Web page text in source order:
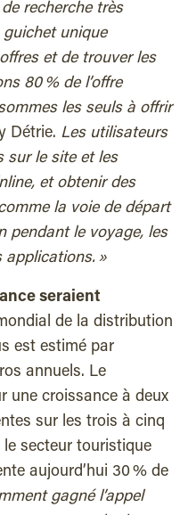
recherche très
unique
et de trouver les
80 % de l’offre
les seuls à offrir
Détrie. Les utilisateurs
sur le site et les
et obtenir des
la voie de départ
pendant le voyage, les
applications. »
seraient
de la distribution
est estimé par
annuels. Le
une croissance à deux
sur les trois à cinq
le secteur touristique
aujourd’hui 30 % de
gagné l’appel